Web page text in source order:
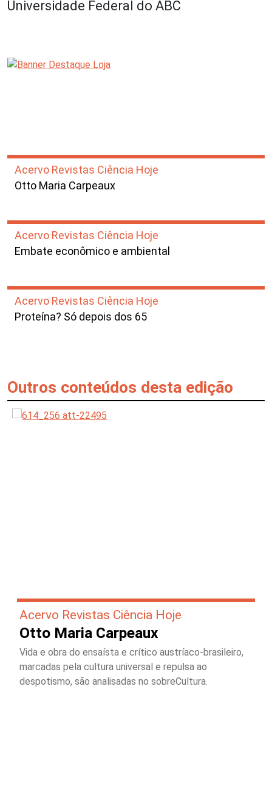
Universidade Federal do ABC
Acervo Revistas Ciência Hoje
Otto Maria Carpeaux
Acervo Revistas Ciência Hoje
Embate econômico e ambiental
Acervo Revistas Ciência Hoje
Proteína? Só depois dos 65
Outros conteúdos desta edição
Acervo Revistas Ciência Hoje
Otto Maria Carpeaux
Vida e obra do ensaísta e crítico austríaco-brasileiro,
marcadas pela cultura universal e repulsa ao
despotismo, são analisadas no sobreCultura.